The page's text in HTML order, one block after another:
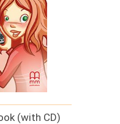
(with CD)